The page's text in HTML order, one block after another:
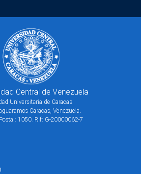
Central de Venezuela
Universitaria de Caracas
Caracas, Venezuela.
1050. Rif: G-20000062-7